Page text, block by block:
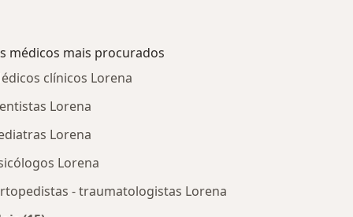
médicos mais procurados
clínicos Lorena
Lorena
Lorena
Lorena
- traumatologistas Lorena